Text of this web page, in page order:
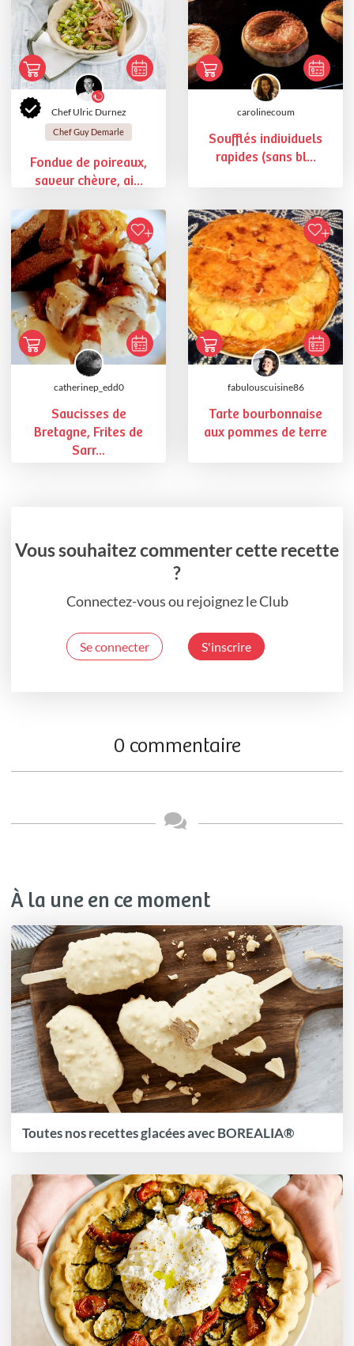
Chef Ulric Durnez
Chef Guy Demarle
Fondue de poireaux,
saveur chèvre, ai...
carolinecoum
Soufflés individuels
rapides (sans bl...
catherinep_edd0
Saucisses de
Bretagne, Frites de
Sarr...
fabulouscuisine86
Tarte bourbonnaise
aux pommes de terre
Vous souhaitez commenter cette recette
?
Connectez-vous ou rejoignez le Club
Se connecter S'inscrire
0 commentaire
À la une en ce moment
Toutes nos recettes glacées avec BOREALIA®